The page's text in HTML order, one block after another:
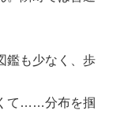
鑑も少なく、歩
て……分布を掴